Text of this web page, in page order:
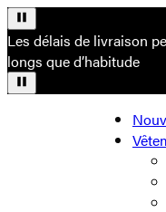
Les délais de livraison
longs que d’habitude